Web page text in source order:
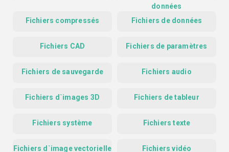
données
Fichiers compressés
Fichiers de données
Fichiers CAD Fichiers de paramètres
Fichiers de sauvegarde Fichiers audio
Fichiers d`images 3D Fichiers de tableur
Fichiers système Fichiers texte
Fichiers d`image vectorielle Fichiers vidéo